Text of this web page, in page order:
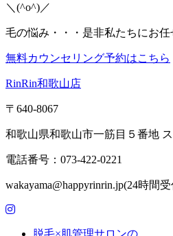
＼(^o^)／
毛の悩み・・・是非私たちにお
無料カウンセリング予約はこちら
RinRin和歌山店
〒640-8067
和歌山県和歌山市一筋目５番地
電話番号：073-422-0221
wakayama@happyrinrin.jp(24時間
脱毛×肌管理サロンの